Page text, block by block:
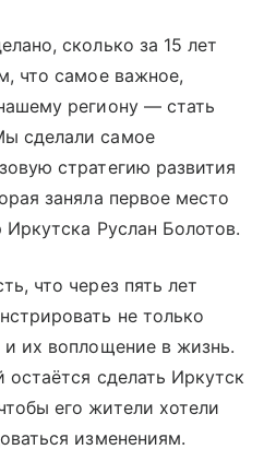
сколько за 15 лет
что самое важное,
региону — стать
сделали самое
стратегию развития
заняла первое место
Руслан Болотов.
что через пять лет
не только
их воплощение в жизнь.
сделать Иркутск
его жители хотели
изменениям.